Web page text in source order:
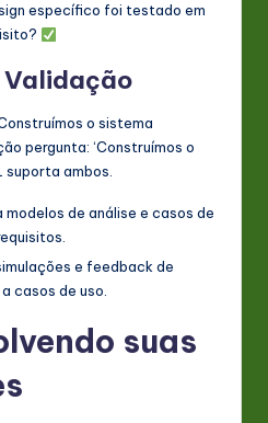
específico foi testado em
o sistema
pergunta: ‘Construímos o
suporta ambos.
modelos de análise e casos de
e feedback de
casos de uso.
suas